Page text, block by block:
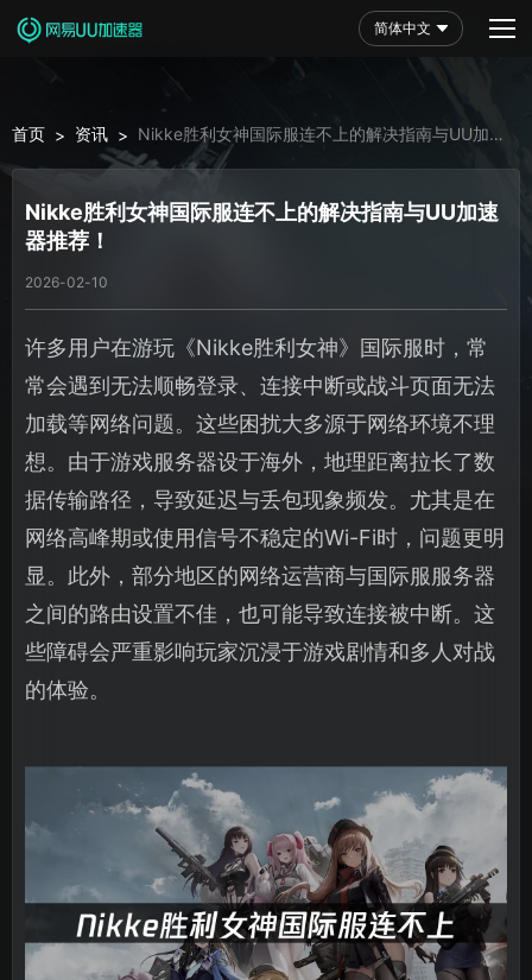
简体中文
首页 > 资讯 > Nikke胜利女神国际服连不上的解决指南与UU加速
器推荐！
Nikke胜利女神国际服连不上的解决指南与UU加速
器推荐！
2026-02-10
许多用户在游玩《Nikke胜利女神》国际服时，常
常会遇到无法顺畅登录、连接中断或战斗页面无法
加载等网络问题。这些困扰大多源于网络环境不理
想。由于游戏服务器设于海外，地理距离拉长了数
据传输路径，导致延迟与丢包现象频发。尤其是在
网络高峰期或使用信号不稳定的Wi-Fi时，问题更明
显。此外，部分地区的网络运营商与国际服服务器
之间的路由设置不佳，也可能导致连接被中断。这
些障碍会严重影响玩家沉浸于游戏剧情和多人对战
的体验。